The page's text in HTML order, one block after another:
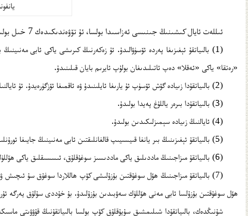
ئىللەت ئايال كىشىنىڭ جىنىسى ئەزاسىدا بولسا، ئۇ تۆۋەندىكىدەك 7 خىل بولىدۇ:
(1) بالىياتقۇ ئېغىزىغا پەردە ئۆسۈۋالىدۇ. ئۇ زەكەرنىڭ كىرىشى ياكى ئابى
«رەتقا» ياكى «ئەقلا» دەپ ئاتىلىدىغان بولۇپ ئايرىم بايان قىلىنىدۇ.
(2) بالىياتقۇدا زىيادە گۆش ئۆسۈپ ئۇ يارىغا ئايلىنىدۇ ۋە ئاقمىغا ئۆزگۈرەيدۇ. ئۇ ئايالنىڭ ھامىلىدار بولىشىغا توسقۇنلۇق قىلىدۇ.
(3) بالىياتقۇدا بىرەر ياللۇغ پەيدا بولىدۇ.
(4) ئايالنىڭ زىيادە سېمىزلىكىدىن بولىدۇ.
(5) بالىياتقۇ ئېغىزىنىڭ بىر يانغا قىيسىيىپ قالغانلىقتىن ئابى مەنىينىڭ جايىغا ئورۇنلىشالماسلىقىدىن بولىدۇ.
(6) بالىياتقۇ مىزاجىنىڭ ماددىلىق ياكى ماددىسىز سوغۇقلۇق، ئىسسىقلىق ياكى ھۆللۈك، قۇرۇقلۇقتىن بۇزۇلىشدىن پەيدا بولىدۇ.
(7) بالىياتقۇ مىزاجىنىڭ ھۆل سوغۇقتىن بۇزۇلىشى كۆپ ھاللاردا سوغۇق سۇ ئىچىش
ھۆل سوغۇقتىن بۇزۇلسا ئابى مەنى ھۆللۈك سەۋبىدىن بۇزۇلىدۇ. بۇ خۇددى سۇلۇق يەرگە
شۇنىڭدەك، بالىياتقۇدا شىلىمشىق سۇيۇقلۇق كۆپ بولسا بالىياتقۇنىڭ قۇۋۋىتى